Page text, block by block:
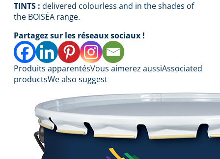
TINTS : delivered colourless and in the shades of
the BOISÉA range.
Partagez sur les réseaux sociaux !
Produits apparentésVous aimerez aussiAssociated
productsWe also suggest